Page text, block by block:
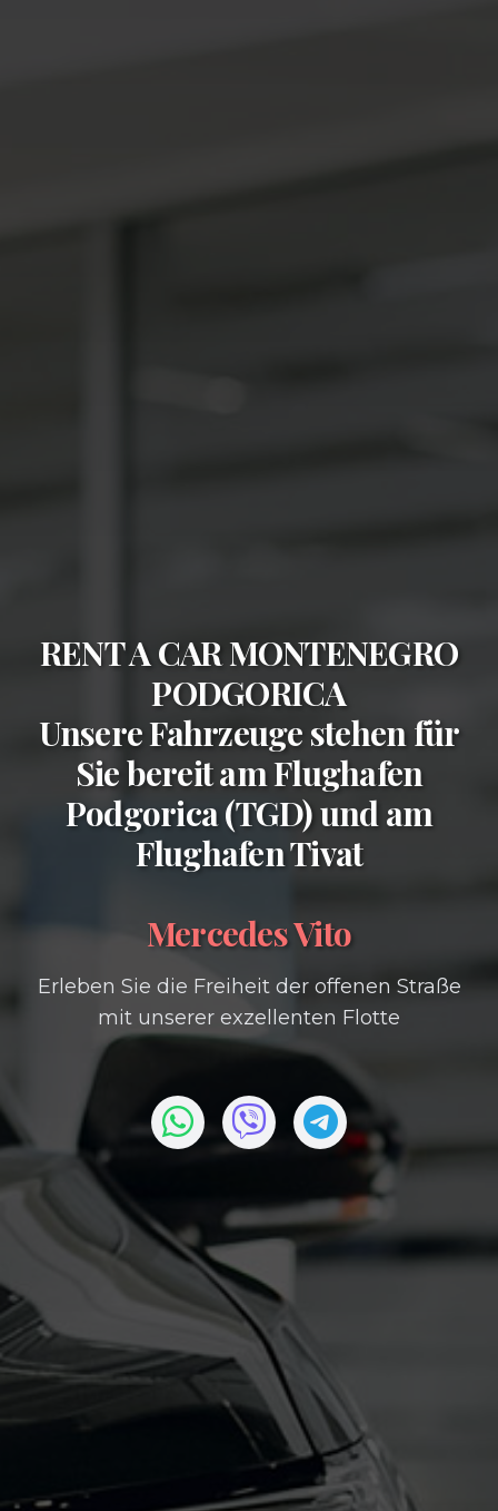
RENT A CAR MONTENEGRO
PODGORICA
Unsere Fahrzeuge stehen für
Sie bereit amFlughafen
Podgorica (TGD)und am
Flughafen Tivat
Mercedes Vito
Erleben Sie die Freiheit der offenen Straße
mit unserer exzellenten Flotte